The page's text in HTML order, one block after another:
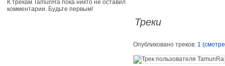
К трекам TamunRa пока никто не оставил
комментарии. Будьте первым!
Треки
Опубликовано треков: 1